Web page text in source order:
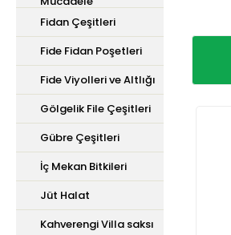
Fidan Çeşitleri
Fide Fidan Poşetleri
Fide Viyolleri ve Altlığı
Gölgelik File Çeşitleri
Gübre Çeşitleri
İç Mekan Bitkileri
Jüt Halat
Kahverengi Villa saksı